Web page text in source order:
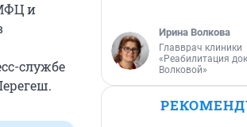
и
службе
Ирина Волкова
Главврач клиники
«Реабилитация
Волковой»